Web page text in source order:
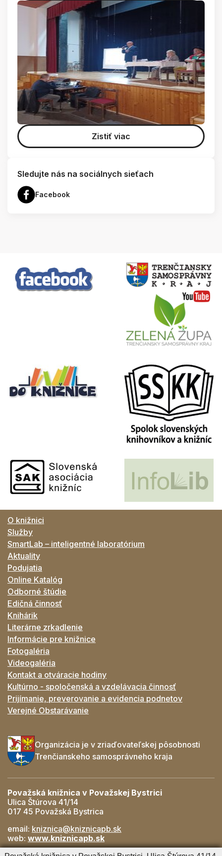
Zistiť viac
Sledujte nás na sociálnych sieťach
Facebook
O knižnici
Služby
SmartLab – inteligentné laboratórium
Aktuality
Podujatia
Online Katalóg
Odborné štúdie
Edičná činnosť
Knihárik
Literárne zrkadlenie
Informácie pre knižnice
Fotogaléria
Videogaléria
Kontakt a otváracie hodiny
Kultúrno - spoločenská a vzdelávacia činnosť
Prijímanie, preverovanie a evidencia podnetov
Verejné Obstarávanie
Organizácia je v zriaďovateľskej pôsobnosti
Trenčianskeho samosprávneho kraja
Považská knižnica v Považskej Bystrici
Ulica Štúrova 41/14
017 45 Považská Bystrica
email: kniznica@kniznicapb.sk
web: www.kniznicapb.sk